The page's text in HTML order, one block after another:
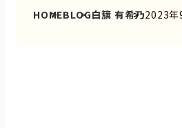
HOMEBLOG白簱 有希乃2023年